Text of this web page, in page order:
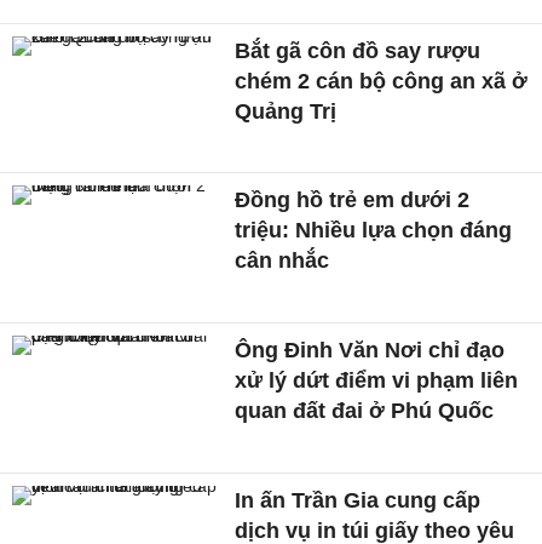
Bắt gã côn đồ say rượu
chém 2 cán bộ công an xã ở
Quảng Trị
Đồng hồ trẻ em dưới 2
triệu: Nhiều lựa chọn đáng
cân nhắc
Ông Đinh Văn Nơi chỉ đạo
xử lý dứt điểm vi phạm liên
quan đất đai ở Phú Quốc
In ấn Trần Gia cung cấp
dịch vụ in túi giấy theo yêu